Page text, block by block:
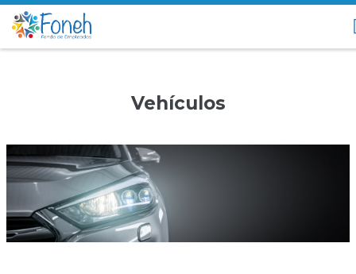
Vehículos